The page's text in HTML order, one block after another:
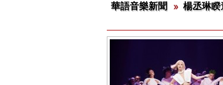
華語音樂新聞
楊丞琳睽